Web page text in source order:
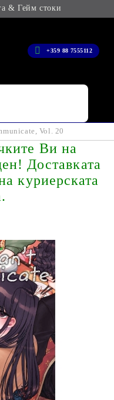
& Гейм стоки
+359 88 7555112
Vol. 20
Ви на
Доставката
куриерската